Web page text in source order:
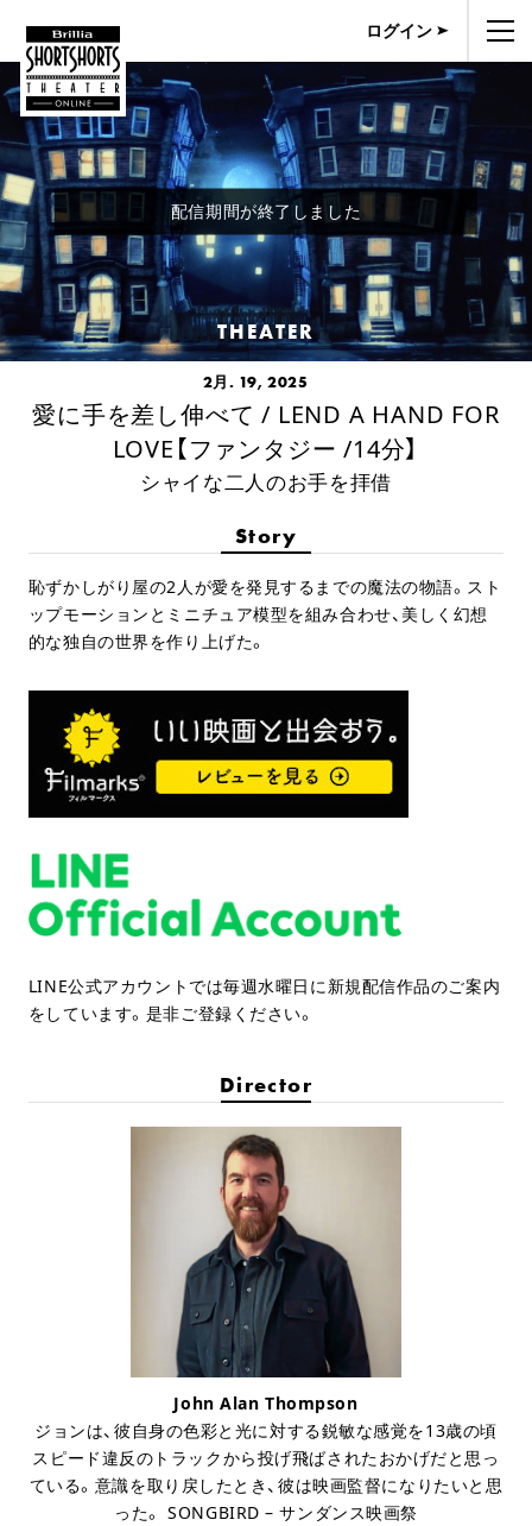
ログイン
配信期間が終了しました
THEATER
2月. 19, 2025
愛に手を差し伸べて / LEND A HAND FOR
LOVE【ファンタジー /14分】
シャイな二人のお手を拝借
Story
恥ずかしがり屋の2人が愛を発見するまでの魔法の物語。スト
ップモーションとミニチュア模型を組み合わせ、美しく幻想
的な独自の世界を作り上げた。
LINE公式アカウントでは毎週水曜日に新規配信作品のご案内
をしています。是非ご登録ください。
Director
John Alan Thompson
ジョンは、彼自身の色彩と光に対する鋭敏な感覚を13歳の頃
スピード違反のトラックから投げ飛ばされたおかげだと思っ
ている。意識を取り戻したとき、彼は映画監督になりたいと思
った。 SONGBIRD – サンダンス映画祭